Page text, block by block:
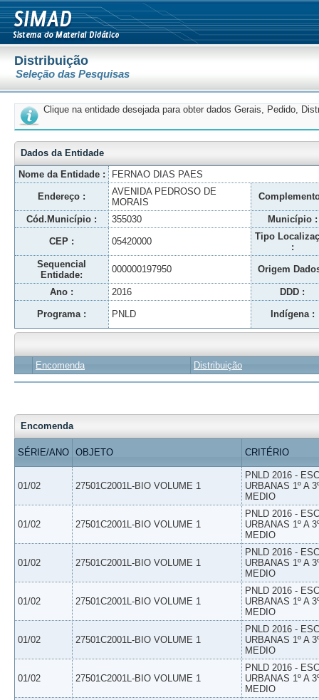
Distribuição
Seleção das Pesquisas
Clique na entidade desejada para obter dados Gerais, Pedido,
Dados da Entidade
Nome da Entidade :
FERNAO DIAS PAES
Endereço :
AVENIDA PEDROSO DE
MORAIS
Cód.Município : 355030 Município :
CEP : 05420000
Tipo
:
Sequencial
Entidade:
000000197950 Origem
Ano : 2016 DDD :
Programa : PNLD Indígena :
Encomenda Distribuição
Encomenda
SÉRIE/ANO OBJETO CRITÉRIO
01/02 27501C2001L-BIO VOLUME 1
PNLD 2016 -
URBANAS 1º A
MEDIO
01/02 27501C2001L-BIO VOLUME 1
PNLD 2016 -
URBANAS 1º A
MEDIO
01/02 27501C2001L-BIO VOLUME 1
PNLD 2016 -
URBANAS 1º A
MEDIO
01/02 27501C2001L-BIO VOLUME 1
PNLD 2016 -
URBANAS 1º A
MEDIO
01/02 27501C2001L-BIO VOLUME 1
PNLD 2016 -
URBANAS 1º A
MEDIO
01/02 27501C2001L-BIO VOLUME 1
PNLD 2016 -
URBANAS 1º A
MEDIO